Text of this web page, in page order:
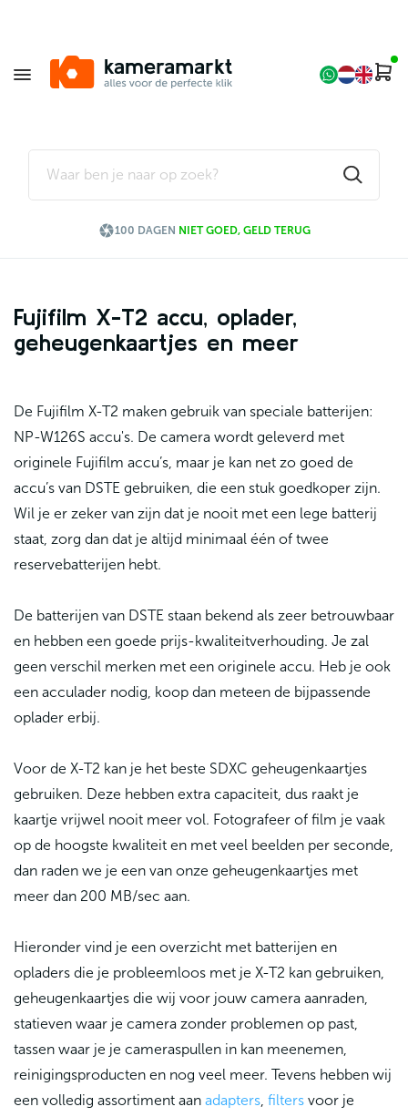
100 DAGEN NIET GOED, GELD TERUG
Fujifilm X-T2 accu, oplader,
geheugenkaartjes en meer
De Fujifilm X-T2 maken gebruik van speciale batterijen:
NP-W126S accu's. De camera wordt geleverd met
originele Fujifilm accu’s, maar je kan net zo goed de
accu’s van DSTE gebruiken, die een stuk goedkoper zijn.
Wil je er zeker van zijn dat je nooit met een lege batterij
staat, zorg dan dat je altijd minimaal één of twee
reservebatterijen hebt.
De batterijen van DSTE staan bekend als zeer betrouwbaar
en hebben een goede prijs-kwaliteitverhouding. Je zal
geen verschil merken met een originele accu. Heb je ook
een acculader nodig, koop dan meteen de bijpassende
oplader erbij.
Voor de X-T2 kan je het beste SDXC geheugenkaartjes
gebruiken. Deze hebben extra capaciteit, dus raakt je
kaartje vrijwel nooit meer vol. Fotografeer of film je vaak
op de hoogste kwaliteit en met veel beelden per seconde,
dan raden we je een van onze geheugenkaartjes met
meer dan 200 MB/sec aan.
Hieronder vind je een overzicht met batterijen en
opladers die je probleemloos met je X-T2 kan gebruiken,
geheugenkaartjes die wij voor jouw camera aanraden,
statieven waar je camera zonder problemen op past,
tassen waar je je cameraspullen in kan meenemen,
reinigingsproducten en nog veel meer. Tevens hebben wij
een volledig assortiment aan adapters filters voor je